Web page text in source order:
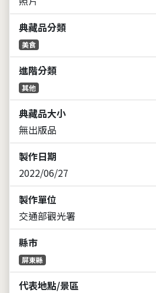
典藏品分類
美食
進階分類
其他
典藏品大小
無出版品
製作日期
2022/06/27
製作單位
交通部觀光署
縣市
屏東縣
代表地點/景區